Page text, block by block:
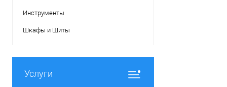
Инструменты
Шкафы и Щиты
Услуги